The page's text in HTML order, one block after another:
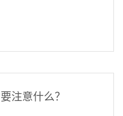
注意什么？